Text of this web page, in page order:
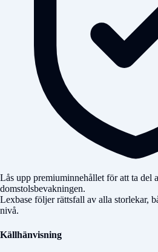
Lås upp premiuminnehållet för att ta del
domstolsbevakningen.
Lexbase följer rättsfall av alla storlekar,
nivå.
Källhänvisning